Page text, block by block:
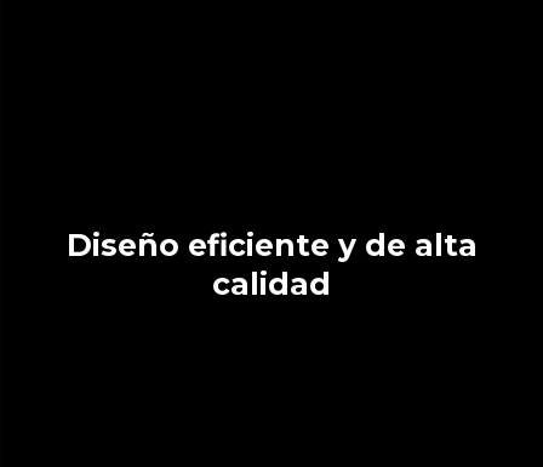
Diseño eficiente y de alta
calidad